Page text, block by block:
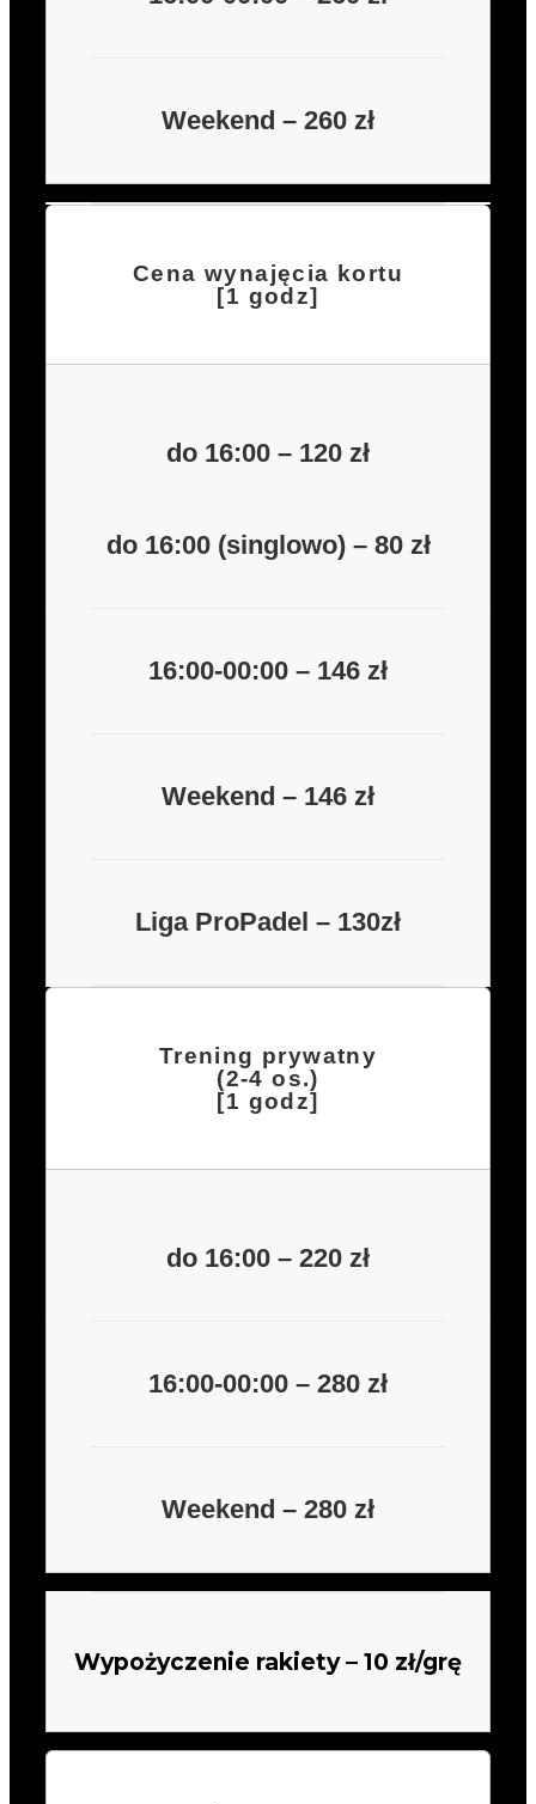
Weekend – 260 zł
Cena wynajęcia kortu
[1 godz]
do 16:00 – 120 zł
do 16:00 (singlowo) – 80 zł
16:00-00:00 – 146 zł
Weekend – 146 zł
Liga ProPadel – 130zł
Trening prywatny
(2-4 os.)
[1 godz]
do 16:00 – 220 zł
16:00-00:00 – 280 zł
Weekend – 280 zł
Wypożyczenie rakiety – 10 zł/grę